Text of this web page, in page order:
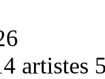
artistes